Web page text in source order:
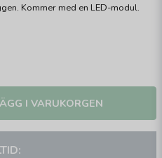
Kommer med en LED-modul.
I VARUKORGEN